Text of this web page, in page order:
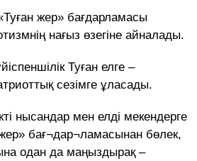
жер» бағдарламасы
нағыз өзегіне айналады.
Туған елге –
сезімге ұласады.
нысандар мен елді мекендерге
бағ¬дар¬ламасынан бөлек,
одан да маңыздырақ –